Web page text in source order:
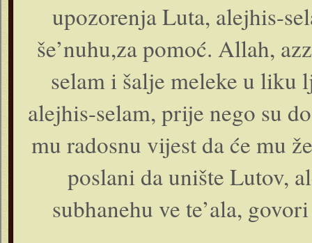
upozorenja Luta, alejhis-
še’nuhu,za pomoć. Allah,
selam i šalje meleke u
alejhis-selam, prije nego su
mu radosnu vijest da će mu
poslani da unište Lutov,
subhanehu ve te’ala,